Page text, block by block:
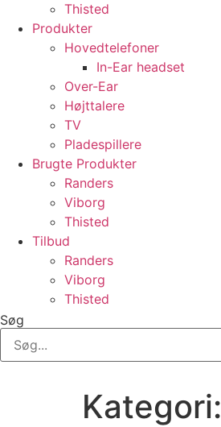
Thisted
Produkter
Hovedtelefoner
In-Ear headset
Over-Ear
Højttalere
TV
Pladespillere
Brugte Produkter
Randers
Viborg
Thisted
Tilbud
Randers
Viborg
Thisted
Søg
Kategori: